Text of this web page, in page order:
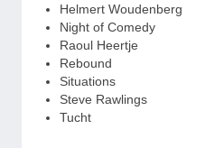
Helmert Woudenberg
Night of Comedy
Raoul Heertje
Rebound
Situations
Steve Rawlings
Tucht